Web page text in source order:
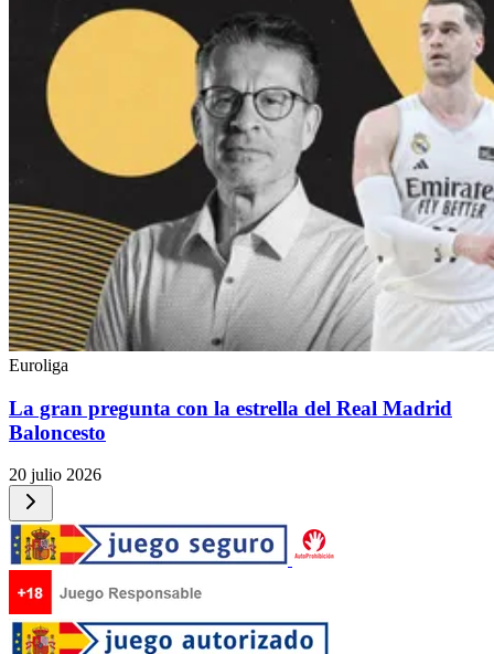
Euroliga
La gran pregunta con la estrella del Real Madrid
Baloncesto
20 julio 2026